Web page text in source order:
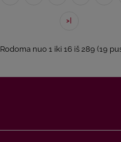
>|
Rodoma nuo 1 iki 16 iš 289 (19